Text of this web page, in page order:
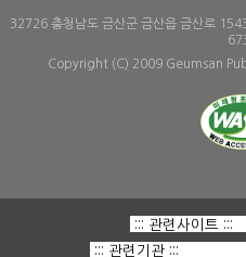
32726 충청남도 금산군 금산읍 금산로
Copyright (C) 2009 Geumsan